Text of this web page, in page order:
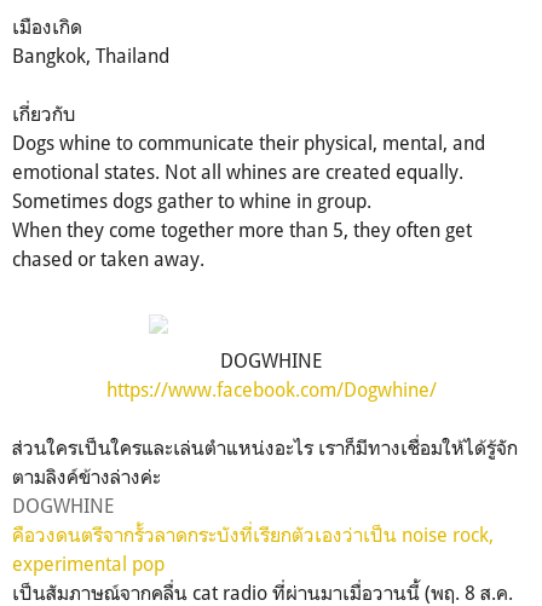
เมืองเกิด
Bangkok, Thailand
เกี่ยวกับ
Dogs whine to communicate their physical, mental, and
emotional states. Not all whines are created equally.
Sometimes dogs gather to whine in group.
When they come together more than 5, they often get
chased or taken away.
DOGWHINE
https://www.facebook.com/Dogwhine/
ส่วนใครเป็นใครและเล่นตำแหน่งอะไร เราก็มีทางเชื่อมให้ได้รู้จัก
ตามลิงค์ข้างล่างค่ะ
DOGWHINE
คือวงดนตรีจากรั้วลาดกระบังที่เรียกตัวเองว่าเป็น noise rock,
experimental pop
เป็นสัมภาษณ์จากคลื่น cat radio ที่ผ่านมาเมื่อวานนี้ (พฤ. 8 ส.ค.